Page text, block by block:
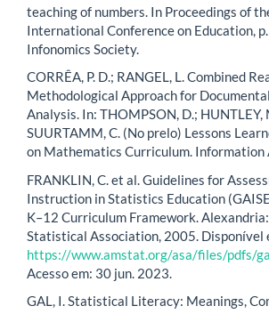
teaching of numbers. In Proceedings of
International Conference on Education,
Infonomics Society.
CORRÊA, P. D.; RANGEL, L. Combined
Methodological Approach for
Analysis. In: THOMPSON, D.; HUNTLEY,
SUURTAMM, C. (No prelo) Lessons
on Mathematics Curriculum. Information
FRANKLIN, C. et al. Guidelines for
Instruction in Statistics Education
K–12 Curriculum Framework.
Statistical Association, 2005. Disponível
https://www.amstat.org/asa/files/pdfs/
Acesso em: 30 jun. 2023.
GAL, I. Statistical Literacy: Meanings,